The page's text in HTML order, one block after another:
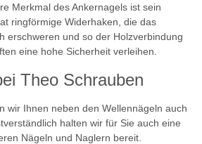
Merkmal des Ankernagels ist sein
ringförmige Widerhaken, die das
erschweren und so der Holzverbindung
eine hohe Sicherheit verleihen.
Theo Schrauben
wir Ihnen neben den Wellennägeln auch
halten wir für Sie auch eine
Nägeln und Naglern bereit.